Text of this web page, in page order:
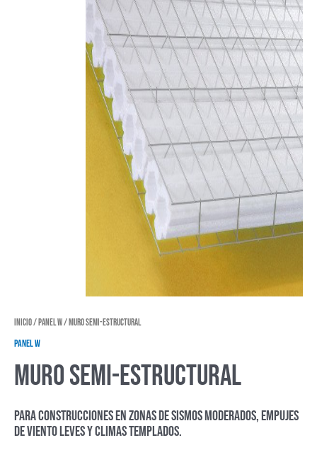
Inicio/ Panel W/ MURO SEMI-ESTRUCTURAL
Panel W
MURO SEMI-ESTRUCTURAL
Para construcciones en zonas de sismos moderados, empujes
de viento leves y climas templados.